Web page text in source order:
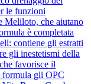
le funzioni
Meliloto, che aiutano
è completata
contiene gli estratti
gli inestetismi della
favorisce il
formula gli OPC